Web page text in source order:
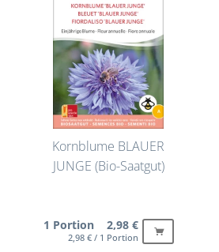
Kornblume BLAUER
JUNGE (Bio-Saatgut)
1 Portion 2,98 €
2,98 € / 1 Portion